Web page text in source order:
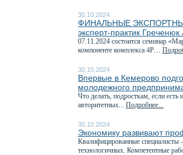
30.10.2024
ФИНАЛЬНЫЕ
эксперт-практик Греченюк
07.11.2024 состоится семинар
компоненте комплекса 4P....
30.10.2024
Впервые в Кемерово
молодежного
Что делать, подросткам, если
авторитетных... Подробнее...
30.10.2024
Экономику развивают
Квалифицированные специалисты
технологичных. Компетентные